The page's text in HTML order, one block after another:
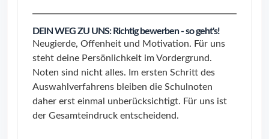
DEIN WEG ZU UNS: Richtig bewerben - so geht's!
Neugierde, Offenheit und Motivation. Für uns
steht deine Persönlichkeit im Vordergrund.
Noten sind nicht alles. Im ersten Schritt des
Auswahlverfahrens bleiben die Schulnoten
daher erst einmal unberücksichtigt. Für uns ist
der Gesamteindruck entscheidend.